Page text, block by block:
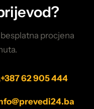
procjena
+387 62 905 444